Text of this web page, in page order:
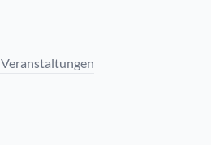
Veranstaltungen